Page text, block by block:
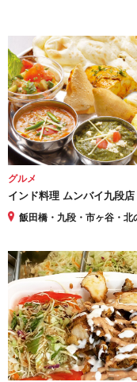
グルメ
インド料理 ムンバイ九段店
飯田橋・九段・市ヶ谷・北